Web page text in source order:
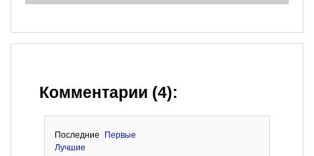
Комментарии (4):
Последние
Первые
Лучшие